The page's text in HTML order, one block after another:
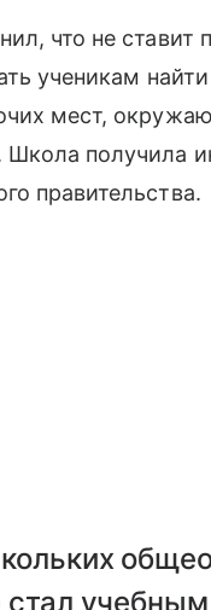
что не ставит
ученикам
мест,
получила
правительства.